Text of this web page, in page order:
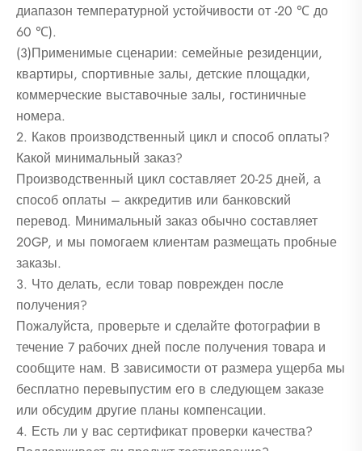
диапазон температурной устойчивости от -20 ℃ до
60 ℃).
(3)Применимые сценарии: семейные резиденции,
квартиры, спортивные залы, детские площадки,
коммерческие выставочные залы, гостиничные
номера.
2. Каков производственный цикл и способ оплаты?
Какой минимальный заказ?
Производственный цикл составляет 20-25 дней, а
способ оплаты – аккредитив или банковский
перевод. Минимальный заказ обычно составляет
20GP, и мы помогаем клиентам размещать пробные
заказы.
3. Что делать, если товар поврежден после
получения?
Пожалуйста, проверьте и сделайте фотографии в
течение 7 рабочих дней после получения товара и
сообщите нам. В зависимости от размера ущерба мы
бесплатно перевыпустим его в следующем заказе
или обсудим другие планы компенсации.
4. Есть ли у вас сертификат проверки качества?